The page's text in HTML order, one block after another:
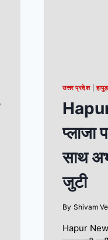
उत्तर प्रदेश|हापुड़
प्लाजा
साथ
जुटी
By Shivam
Hapur News: